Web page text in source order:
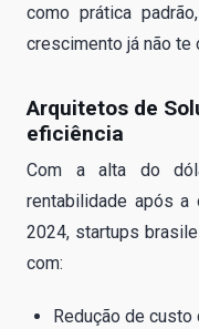
como prática
crescimento já não
Arquitetos de
eficiência
Com a alta do
rentabilidade após
2024, startups
com:
Redução de